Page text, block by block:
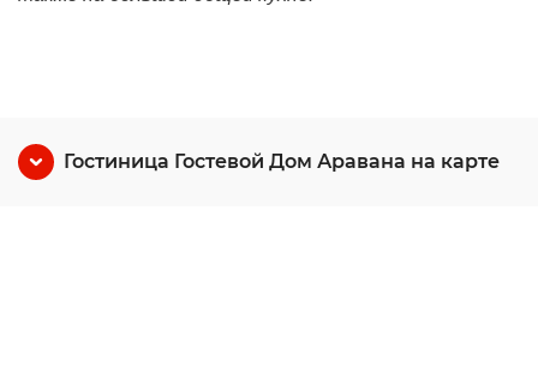
Гостиница Гостевой Дом Аравана на карте